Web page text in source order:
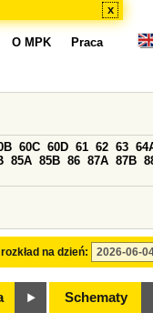
x
O MPK Praca
na dzień:
60C 60D 61 62 63
85A 85B 86 87A 87B
Schematy